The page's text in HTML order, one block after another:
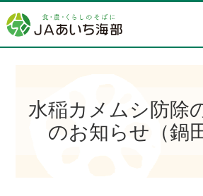
容
を
水稲カメムシ防除
のお知らせ（鍋